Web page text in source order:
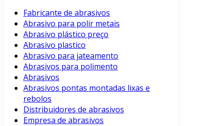
Fabricante de abrasivos
Abrasivo para polir metais
Abrasivo plástico preço
Abrasivo plastico
Abrasivo para jateamento
Abrasivos para polimento
Abrasivos
Abrasivos pontas montadas lixas e
rebolos
Distribuidores de abrasivos
Empresa de abrasivos